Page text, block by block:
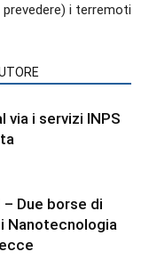
prevedere) i terremoti
via i servizi INPS
– Due borse di
Nanotecnologia